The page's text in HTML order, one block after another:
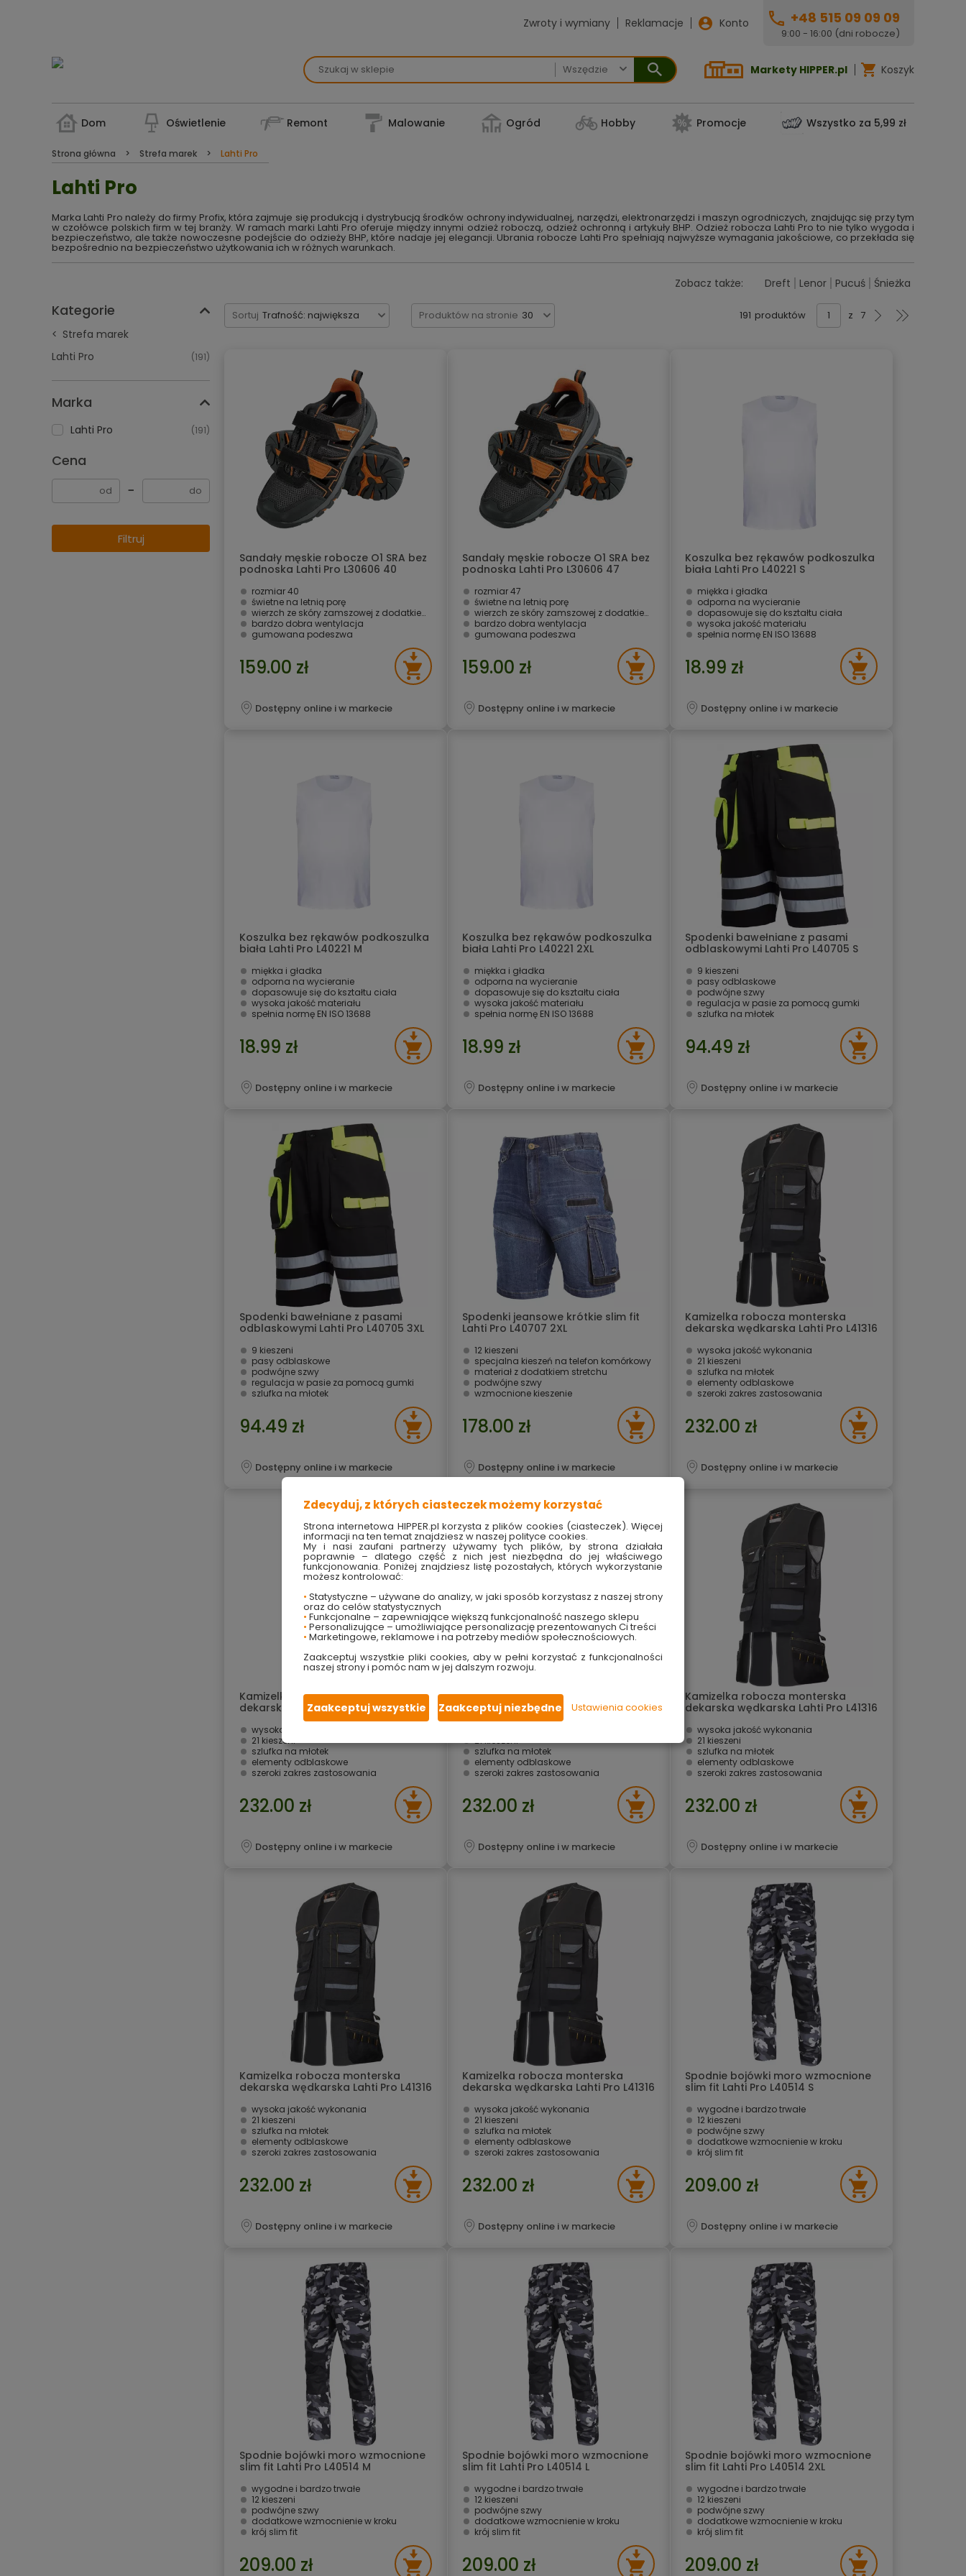
Zwroty i wymiany Reklamacje Konto +48 515 09 09 09
9:00 - 16:00 (dni robocze)
 Markety HIPPER.pl Koszyk
Dom Oświetlenie Remont Malowanie Ogród Hobby Promocje Wszystko za 5,99 zł
Strona główna Strefa marek Lahti Pro
Lahti Pro
Marka Lahti Pro należy do firmy Profix, która zajmuje się produkcją i dystrybucją środków ochrony indywidualnej, narzędzi, elektronarzędzi i maszyn ogrodniczych, znajdując się przy tym
w czołówce polskich firm w tej branży. W ramach marki Lahti Pro oferuje między innymi odzież roboczą, odzież ochronną i artykuły BHP. Odzież robocza Lahti Pro to nie tylko wygoda i
bezpieczeństwo, ale także nowoczesne podejście do odzieży BHP, które nadaje jej elegancji. Ubrania robocze Lahti Pro spełniają najwyższe wymagania jakościowe, co przekłada się
bezpośrednio na bezpieczeństwo użytkowania ich w różnych warunkach.
Zobacz także: Dreft Lenor Pucuś Śnieżka
Kategorie
Strefa marek
Lahti Pro
(191)
Marka
Lahti Pro (191)
Cena
−
Filtruj
Sortuj Trafność: największa Produktów na stronie 30 191 produktów z 7
Sandały męskie robocze O1 SRA bez
podnoska Lahti Pro L30606 40
rozmiar 40
świetne na letnią porę
wierzch ze skóry zamszowej z dodatkiem dzianiny siatkowej
bardzo dobra wentylacja
gumowana podeszwa
spełniają właściwości elektrostatyczne
159.00 zł
Dostępny online i w markecie
Sandały męskie robocze O1 SRA bez
podnoska Lahti Pro L30606 47
rozmiar 47
świetne na letnią porę
wierzch ze skóry zamszowej z dodatkiem dzianiny siatkowej
bardzo dobra wentylacja
gumowana podeszwa
spełniają właściwości elektrostatyczne
159.00 zł
Dostępny online i w markecie
Koszulka bez rękawów podkoszulka
biała Lahti Pro L40221 S
miękka i gładka
odporna na wycieranie
dopasowuje się do kształtu ciała
wysoka jakość materiału
spełnia normę EN ISO 13688
18.99 zł
Dostępny online i w markecie
Koszulka bez rękawów podkoszulka
biała Lahti Pro L40221 M
miękka i gładka
odporna na wycieranie
dopasowuje się do kształtu ciała
wysoka jakość materiału
spełnia normę EN ISO 13688
18.99 zł
Dostępny online i w markecie
Koszulka bez rękawów podkoszulka
biała Lahti Pro L40221 2XL
miękka i gładka
odporna na wycieranie
dopasowuje się do kształtu ciała
wysoka jakość materiału
spełnia normę EN ISO 13688
18.99 zł
Dostępny online i w markecie
Spodenki bawełniane z pasami
odblaskowymi Lahti Pro L40705 S
9 kieszeni
pasy odblaskowe
podwójne szwy
regulacja w pasie za pomocą gumki
szlufka na młotek
94.49 zł
Dostępny online i w markecie
Spodenki bawełniane z pasami
odblaskowymi Lahti Pro L40705 3XL
9 kieszeni
pasy odblaskowe
podwójne szwy
regulacja w pasie za pomocą gumki
szlufka na młotek
94.49 zł
Dostępny online i w markecie
Spodenki jeansowe krótkie slim fit
Lahti Pro L40707 2XL
12 kieszeni
specjalna kieszeń na telefon komórkowy
materiał z dodatkiem stretchu
podwójne szwy
wzmocnione kieszenie
178.00 zł
Dostępny online i w markecie
Kamizelka robocza monterska
dekarska wędkarska Lahti Pro L41316
wysoka jakość wykonania
21 kieszeni
szlufka na młotek
elementy odblaskowe
szeroki zakres zastosowania
232.00 zł
Dostępny online i w markecie
Kamizelka robocza monterska
dekarska wędkarska Lahti Pro L41316
wysoka jakość wykonania
21 kieszeni
szlufka na młotek
elementy odblaskowe
szeroki zakres zastosowania
232.00 zł
Dostępny online i w markecie
Kamizelka robocza monterska
dekarska wędkarska Lahti Pro L41316
L
21 kieszeni
szlufka na młotek
elementy odblaskowe
szeroki zakres zastosowania
232.00 zł
Dostępny online i w markecie
Kamizelka robocza monterska
dekarska wędkarska Lahti Pro L41316
wysoka jakość wykonania
21 kieszeni
szlufka na młotek
elementy odblaskowe
szeroki zakres zastosowania
232.00 zł
Dostępny online i w markecie
Kamizelka robocza monterska
dekarska wędkarska Lahti Pro L41316
wysoka jakość wykonania
21 kieszeni
szlufka na młotek
elementy odblaskowe
szeroki zakres zastosowania
232.00 zł
Dostępny online i w markecie
Kamizelka robocza monterska
dekarska wędkarska Lahti Pro L41316
wysoka jakość wykonania
21 kieszeni
szlufka na młotek
elementy odblaskowe
szeroki zakres zastosowania
232.00 zł
Dostępny online i w markecie
Spodnie bojówki moro wzmocnione
slim fit Lahti Pro L40514 S
wygodne i bardzo trwałe
12 kieszeni
podwójne szwy
dodatkowe wzmocnienie w kroku
krój slim fit
209.00 zł
Dostępny online i w markecie
Spodnie bojówki moro wzmocnione
slim fit Lahti Pro L40514 M
wygodne i bardzo trwałe
12 kieszeni
podwójne szwy
dodatkowe wzmocnienie w kroku
krój slim fit
209.00 zł
Spodnie bojówki moro wzmocnione
slim fit Lahti Pro L40514 L
wygodne i bardzo trwałe
12 kieszeni
podwójne szwy
dodatkowe wzmocnienie w kroku
krój slim fit
209.00 zł
Spodnie bojówki moro wzmocnione
slim fit Lahti Pro L40514 2XL
wygodne i bardzo trwałe
12 kieszeni
podwójne szwy
dodatkowe wzmocnienie w kroku
krój slim fit
209.00 zł
Zdecyduj, z których ciasteczek możemy korzystać
Strona internetowa HIPPER.pl korzysta z plików cookies (ciasteczek). Więcej
informacji na ten temat znajdziesz w naszej polityce cookies.
My i nasi zaufani partnerzy używamy tych plików, by strona działała
poprawnie – dlatego część z nich jest niezbędna do jej właściwego
funkcjonowania. Poniżej znajdziesz listę pozostałych, których wykorzystanie
możesz kontrolować:
• Statystyczne – używane do analizy, w jaki sposób korzystasz z naszej strony
oraz do celów statystycznych
• Funkcjonalne – zapewniające większą funkcjonalność naszego sklepu
• Personalizujące – umożliwiające personalizację prezentowanych Ci treści
• Marketingowe, reklamowe i na potrzeby mediów społecznościowych.
Zaakceptuj wszystkie pliki cookies, aby w pełni korzystać z funkcjonalności
naszej strony i pomóc nam w jej dalszym rozwoju.
Zaakceptuj wszystkie Zaakceptuj niezbędne Ustawienia cookies